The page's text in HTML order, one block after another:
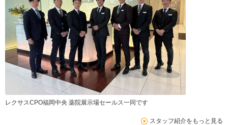
レクサスCPO福岡中央 薬院展示場セールス一同です
スタッフ紹介をもっと見る